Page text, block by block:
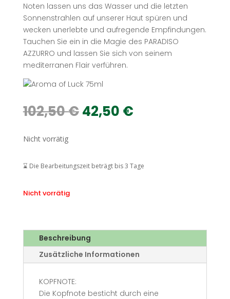
Noten lassen uns das Wasser und die letzten
Sonnenstrahlen auf unserer Haut spüren und
wecken unerlebte und aufregende Empfindungen.
Tauchen Sie ein in die Magie des PARADISO
AZZURRO und lassen Sie sich von seinem
mediterranen Flair verführen.
102,50€ Ursprünglicher
Preis
42,50 €Aktueller
Nicht vorrätig
⌛ Die Bearbeitungszeit beträgt bis 3 Tage
Nicht vorrätig
Beschreibung
Zusätzliche Informationen
KOPFNOTE:
Die Kopfnote besticht durch eine